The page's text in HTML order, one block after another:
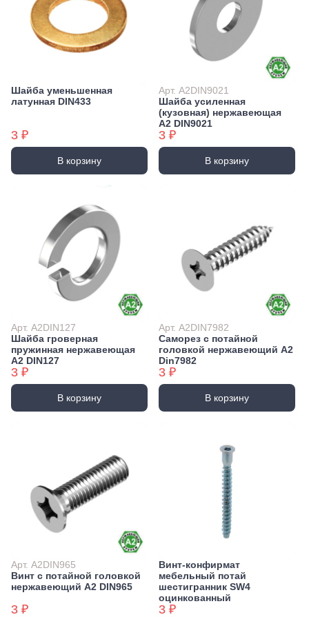
Шайба уменьшенная
латунная DIN433
3 ₽
В корзину
Арт. А2DIN9021
Шайба усиленная
(кузовная) нержавеющая
А2 DIN9021
3 ₽
В корзину
Арт. А2DIN127
Шайба гроверная
пружинная нержавеющая
А2 DIN127
3 ₽
В корзину
Арт. А2DIN7982
Саморез с потайной
головкой нержавеющий А2
Din7982
3 ₽
В корзину
Арт. А2DIN965
Винт с потайной головкой
нержавеющий А2 DIN965
3 ₽
Винт-конфирмат
мебельный потай
шестигранник SW4
оцинкованный
3 ₽